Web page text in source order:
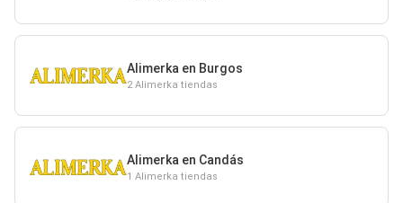
Alimerka en Burgos
2 Alimerka tiendas
Alimerka en Candás
1 Alimerka tiendas